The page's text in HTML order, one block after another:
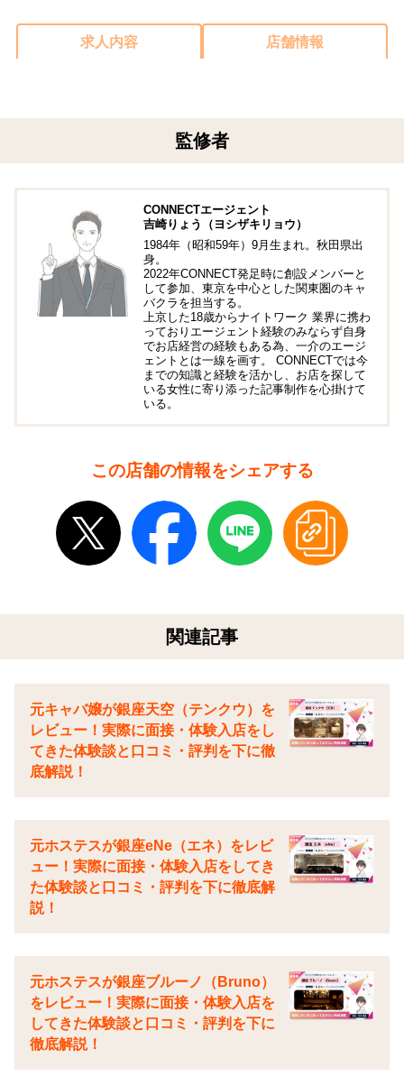
求人内容 店舗情報
監修者
CONNECTエージェント
吉崎りょう（ヨシザキリョウ）
1984年（昭和59年）9月生まれ。秋田県出
身。
2022年CONNECT発足時に創設メンバーと
して参加、東京を中心とした関東圏のキャ
バクラを担当する。
上京した18歳からナイトワーク 業界に携わ
っておりエージェント経験のみならず自身
でお店経営の経験もある為、一介のエージ
ェントとは一線を画す。 CONNECTでは今
までの知識と経験を活かし、お店を探して
いる女性に寄り添った記事制作を心掛けて
いる。
この店舗の情報をシェアする
関連記事
元キャバ嬢が銀座天空（テンクウ）を
レビュー！実際に面接・体験入店をし
てきた体験談と口コミ・評判を下に徹
底解説！
元ホステスが銀座eNe（エネ）をレビ
ュー！実際に面接・体験入店をしてき
た体験談と口コミ・評判を下に徹底解
説！
元ホステスが銀座ブルーノ（Bruno）
をレビュー！実際に面接・体験入店を
してきた体験談と口コミ・評判を下に
徹底解説！